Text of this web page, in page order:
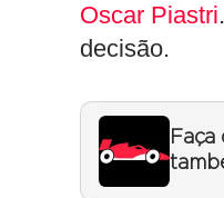
Oscar Piastri
decisão.
Faça